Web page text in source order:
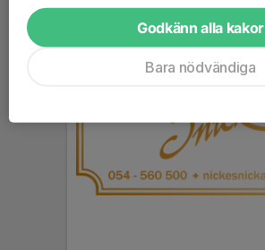
Godkänn alla kakor
Bara nödvändiga